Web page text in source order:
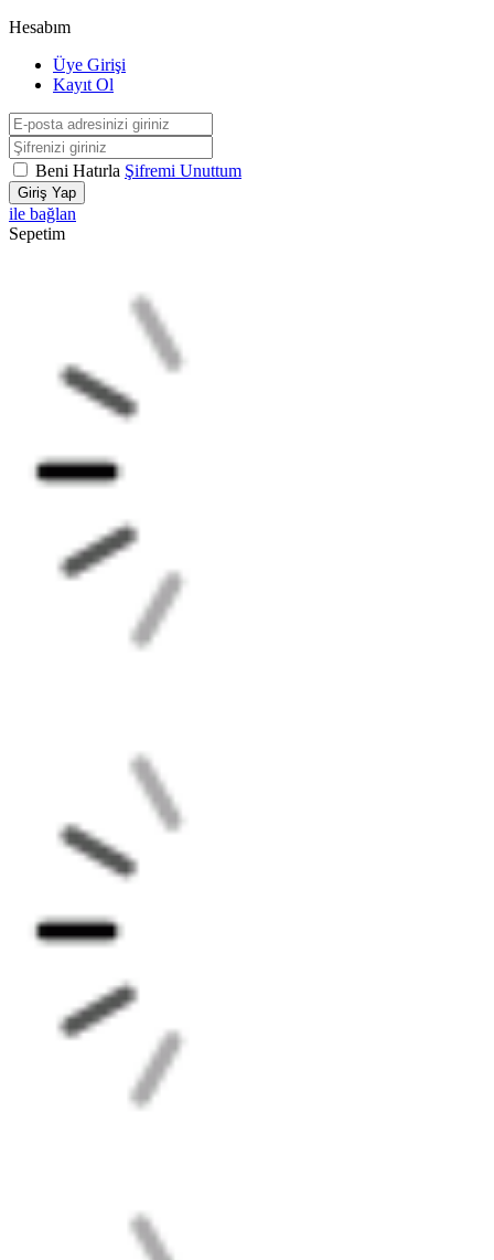
Hesabım
Üye Girişi
Kayıt Ol
Beni Hatırla Şifremi Unuttum
Giriş Yap
ile bağlan
Sepetim